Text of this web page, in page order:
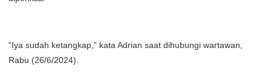
“Iya sudah ketangkap,” kata Adrian saat dihubungi wartawan,
Rabu (26/6/2024).